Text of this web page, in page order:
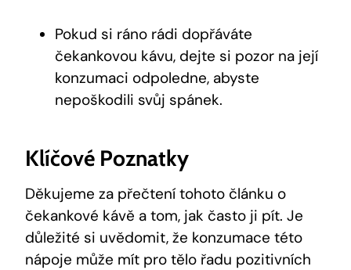
Pokud si ráno rádi dopřáváte
čekankovou kávu, dejte si pozor na její
konzumaci odpoledne, abyste
nepoškodili svůj spánek.
Klíčové Poznatky
Děkujeme za přečtení tohoto článku o
čekankové kávě a tom, jak často ji pít. Je
důležité si uvědomit, že konzumace této
nápoje může mít pro tělo řadu pozitivních